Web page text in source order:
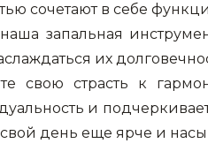
сочетают в себе
запальная
их
свою страсть к
и
свой день еще ярче и